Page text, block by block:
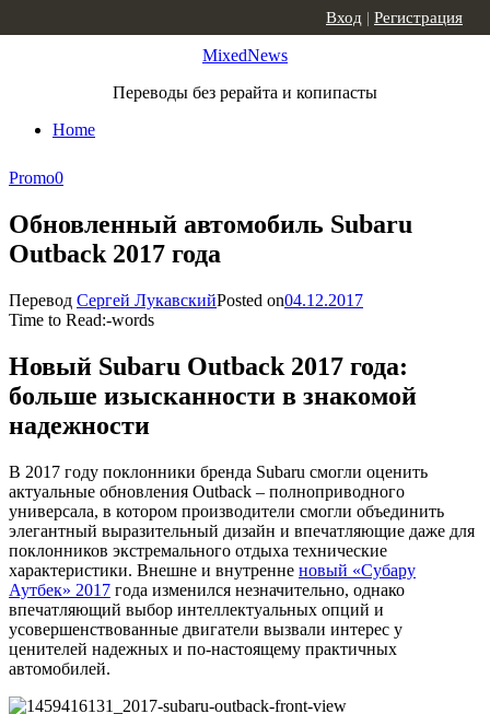
MixedNews
Переводы без рерайта и копипасты
Home
Вход | Регистрация
Promo0
Обновленный автомобиль Subaru
Outback 2017 года
Перевод Сергей ЛукавскийPosted on04.12.2017
Time to Read:-words
Новый Subaru Outback 2017 года:
больше изысканности в знакомой
надежности
В 2017 году поклонники бренда Subaru смогли оценить
актуальные обновления Outback – полноприводного
универсала, в котором производители смогли объединить
элегантный выразительный дизайн и впечатляющие даже для
поклонников экстремального отдыха технические
характеристики. Внешне и внутренне новый «Субару
Аутбек» 2017 года изменился незначительно, однако
впечатляющий выбор интеллектуальных опций и
усовершенствованные двигатели вызвали интерес у
ценителей надежных и по-настоящему практичных
автомобилей.